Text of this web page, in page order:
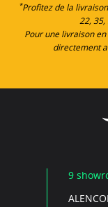
*Profitez de la
22,
Pour une livraison
directement
9